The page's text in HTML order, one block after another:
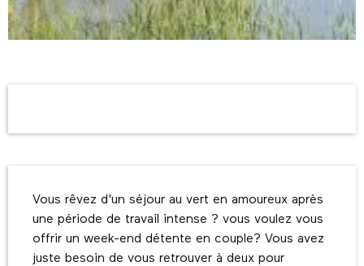
Vous rêvez d'un séjour au vert en amoureux après
une période de travail intense ? vous voulez vous
offrir un week-end détente en couple? Vous avez
juste besoin de vous retrouver à deux pour